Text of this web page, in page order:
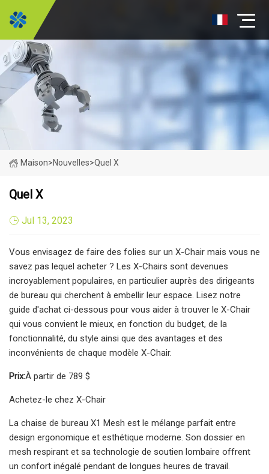
Maison>Nouvelles>Quel X
Quel X
Jul 13, 2023
Vous envisagez de faire des folies sur un X-Chair mais vous ne
savez pas lequel acheter ? Les X-Chairs sont devenues
incroyablement populaires, en particulier auprès des dirigeants
de bureau qui cherchent à embellir leur espace. Lisez notre
guide d'achat ci-dessous pour vous aider à trouver le X-Chair
qui vous convient le mieux, en fonction du budget, de la
fonctionnalité, du style ainsi que des avantages et des
inconvénients de chaque modèle X-Chair.
Prix:À partir de 789 $
Achetez-le chez X-Chair
La chaise de bureau X1 Mesh est le mélange parfait entre
design ergonomique et esthétique moderne. Son dossier en
mesh respirant et sa technologie de soutien lombaire offrent
un confort inégalé pendant de longues heures de travail.